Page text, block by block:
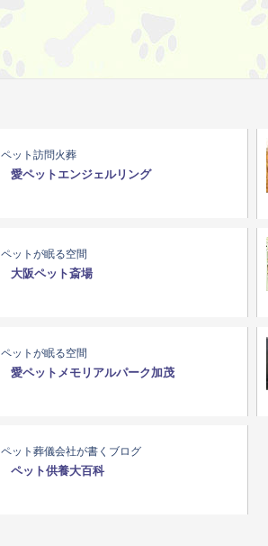
ペット訪問火葬
愛ペットエンジェルリング
ペットが眠る空間
大阪ペット斎場
ペットが眠る空間
愛ペットメモリアルパーク加茂
ペット葬儀会社が書くブログ
ペット供養大百科